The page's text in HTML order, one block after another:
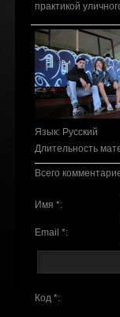
практикой
Язык: Русский
Длительность
Всего
Имя *:
Email *:
Код *: